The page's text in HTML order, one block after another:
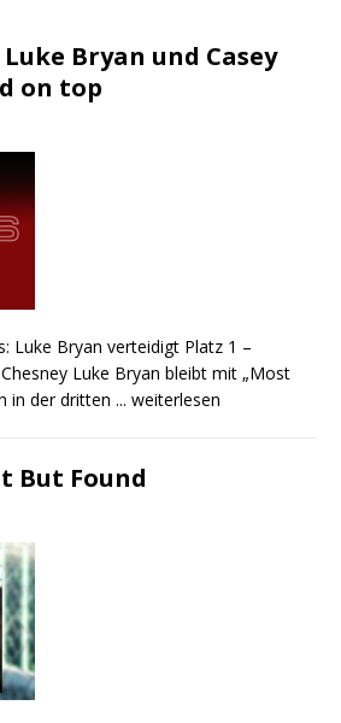
– „Sound Signal Serenades“ erscheint
Hot News – 2. August 2026: Dolly
& The Hollywood Hillbillies
Euer Vertrauen: Country.de erreicht
Bryan und Casey
on top
Luke Bryan verteidigt Platz 1 –
Luke Bryan bleibt mit „Most
in der dritten ... weiterlesen
But Found